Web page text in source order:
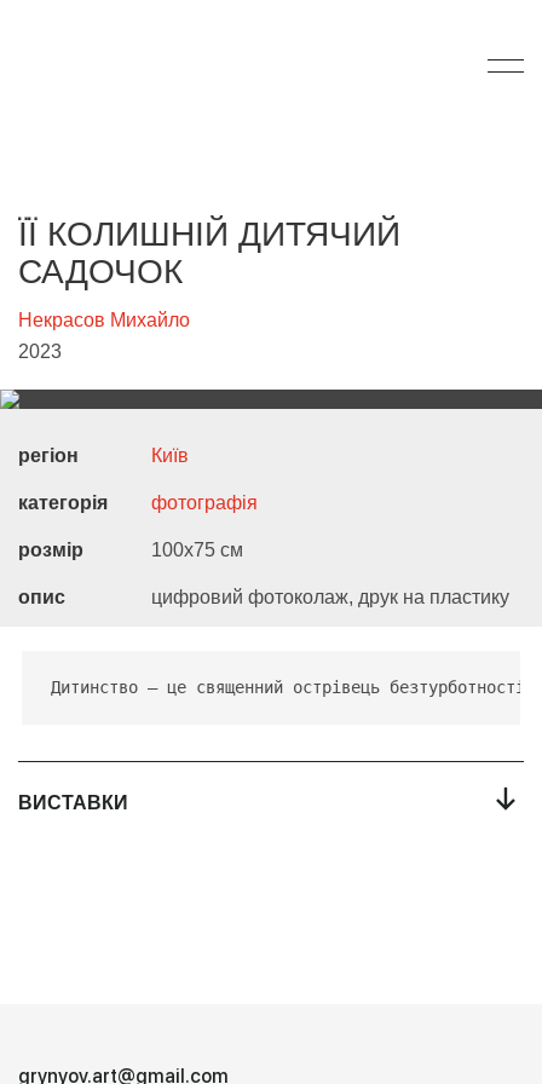
ЇЇ КОЛИШНІЙ ДИТЯЧИЙ
САДОЧОК
Некрасов Михайло
2023
регіон Київ
категорія фотографія
розмір 100х75 см
опис цифровий фотоколаж, друк на пластику
Дитинство – це священний острівець
ВИСТАВКИ ←
grynyov.art@gmail.com